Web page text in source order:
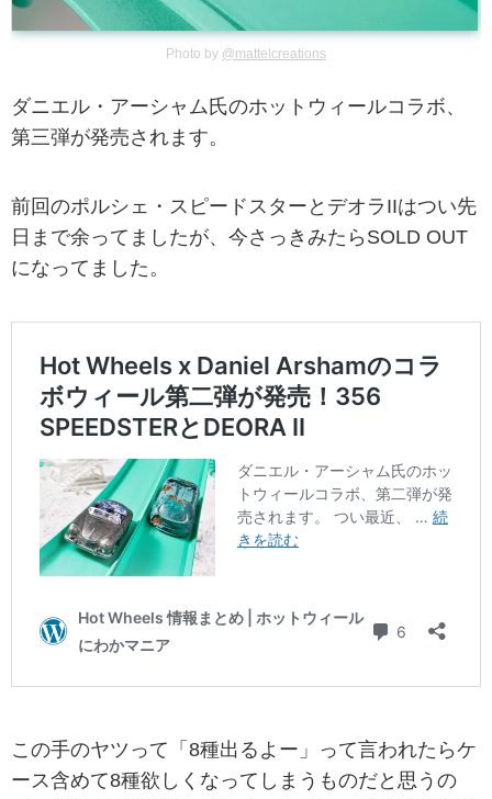
Photo by @mattelcreations
ダニエル・アーシャム氏のホットウィールコラボ、
第三弾が発売されます。
前回のポルシェ・スピードスターとデオラIIはつい先
日まで余ってましたが、今さっきみたらSOLD OUT
になってました。
この手のヤツって「8種出るよー」って言われたらケ
ース含めて8種欲しくなってしまうものだと思うの